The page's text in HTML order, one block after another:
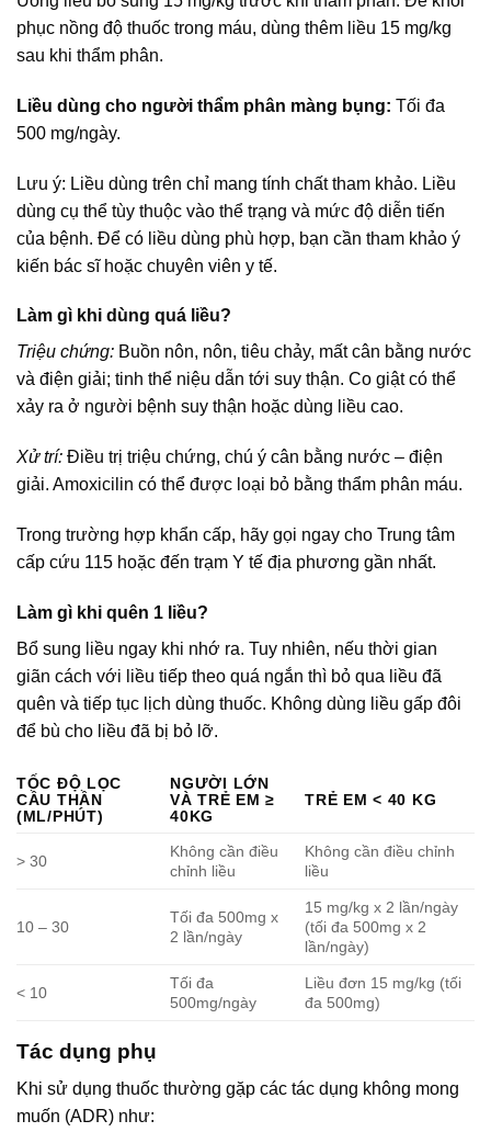
phục nồng độ thuốc trong máu, dùng thêm liều 15 mg/kg
sau khi thẩm phân.
Liều dùng cho người thẩm phân màng bụng: Tối đa
500 mg/ngày.
Lưu ý: Liều dùng trên chỉ mang tính chất tham khảo. Liều
dùng cụ thể tùy thuộc vào thể trạng và mức độ diễn tiến
của bệnh. Để có liều dùng phù hợp, bạn cần tham khảo ý
kiến bác sĩ hoặc chuyên viên y tế.
Làm gì khi dùng quá liều?
Triệu chứng: Buồn nôn, nôn, tiêu chảy, mất cân bằng nước
và điện giải; tinh thể niệu dẫn tới suy thận. Co giật có thể
xảy ra ở người bệnh suy thận hoặc dùng liều cao.
Xử trí: Điều trị triệu chứng, chú ý cân bằng nước – điện
giải. Amoxicilin có thể được loại bỏ bằng thẩm phân máu.
Trong trường hợp khẩn cấp, hãy gọi ngay cho Trung tâm
cấp cứu 115 hoặc đến trạm Y tế địa phương gần nhất.
Làm gì khi quên 1 liều?
Bổ sung liều ngay khi nhớ ra. Tuy nhiên, nếu thời gian
giãn cách với liều tiếp theo quá ngắn thì bỏ qua liều đã
quên và tiếp tục lịch dùng thuốc. Không dùng liều gấp đôi
để bù cho liều đã bị bỏ lỡ.
TỐC ĐỘ LỌC
CẦU THẦN
(ML/PHÚT)
NGƯỜI LỚN
VÀ TRẺ EM ≥
40KG
TRẺ EM < 40 KG
> 30
Không cần điều
chỉnh liều
Không cần điều chỉnh
liều
10 – 30
Tối đa 500mg x
2 lần/ngày
15 mg/kg x 2 lần/ngày
(tối đa 500mg x 2
lần/ngày)
< 10
Tối đa
500mg/ngày
Liều đơn 15 mg/kg (tối
đa 500mg)
Tác dụng phụ
Khi sử dụng thuốc thường gặp các tác dụng không mong
muốn (ADR) như: